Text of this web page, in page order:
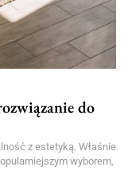
do
z estetyką. Właśnie
wyborem,